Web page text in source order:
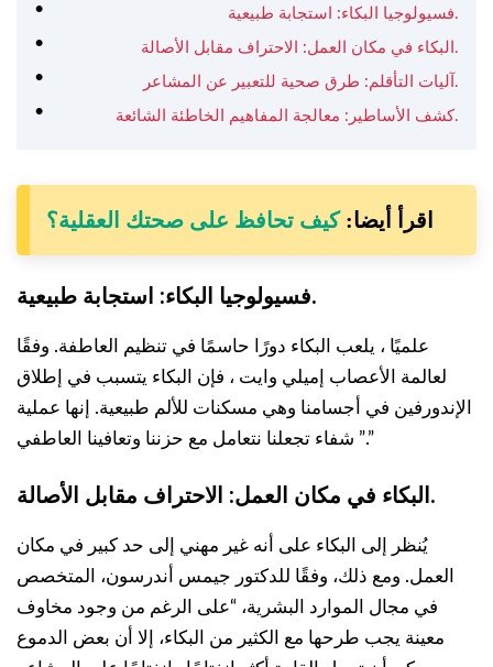
فسيولوجيا البكاء: استجابة طبيعية.
البكاء في مكان العمل: الاحتراف مقابل الأصالة.
آليات التأقلم: طرق صحية للتعبير عن المشاعر.
كشف الأساطير: معالجة المفاهيم الخاطئة الشائعة.
اقرأ أيضا:كيف تحافظ على صحتك العقلية؟
فسيولوجيا البكاء: استجابة طبيعية.
علميًا ، يلعب البكاء دورًا حاسمًا في تنظيم العاطفة. وفقًا
لعالمة الأعصاب إميلي وايت ، فإن البكاء يتسبب في إطلاق
الإندورفين في أجسامنا وهي مسكنات للألم طبيعية. إنها عملية
شفاء تجعلنا نتعامل مع حزننا وتعافينا العاطفي ”.”
البكاء في مكان العمل: الاحتراف مقابل الأصالة.
يُنظر إلى البكاء على أنه غير مهني إلى حد كبير في مكان
العمل. ومع ذلك، وفقًا للدكتور جيمس أندرسون، المتخصص
في مجال الموارد البشرية، “على الرغم من وجود مخاوف
معينة يجب طرحها مع الكثير من البكاء، إلا أن بعض الدموع